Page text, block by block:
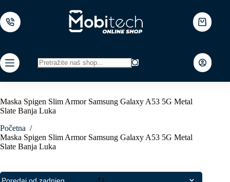
to
content
Shopping
cart
results
Maska Spigen Slim Armor Samsung Galaxy A53 5G Metal
Slate Banja Luka
Početna /
Maska Spigen Slim Armor Samsung Galaxy A53 5G Metal
Slate Banja Luka